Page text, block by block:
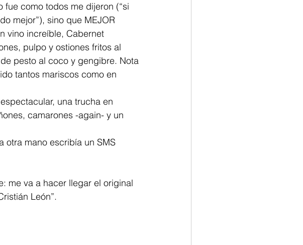
como todos me dijeron (“si
mejor”), sino que MEJOR
vino increíble, Cabernet
pulpo y ostiones fritos al
pesto al coco y gengibre. Nota
tantos mariscos como en
una trucha en
camarones -again- y un
otra mano escribía un SMS
me va a hacer llegar el original
León”.